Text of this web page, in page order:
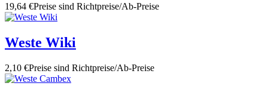
19,64 €Preise sind Richtpreise/Ab-Preise
Weste Wiki
2,10 €Preise sind Richtpreise/Ab-Preise